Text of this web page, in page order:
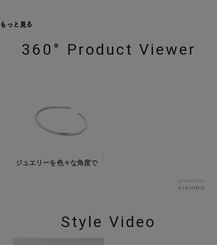
もっと見る
360° Product Viewer
ジュエリーを色々な角度で
powered by
Style Video